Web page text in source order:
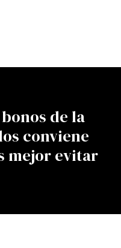
de la
conviene
mejor evitar